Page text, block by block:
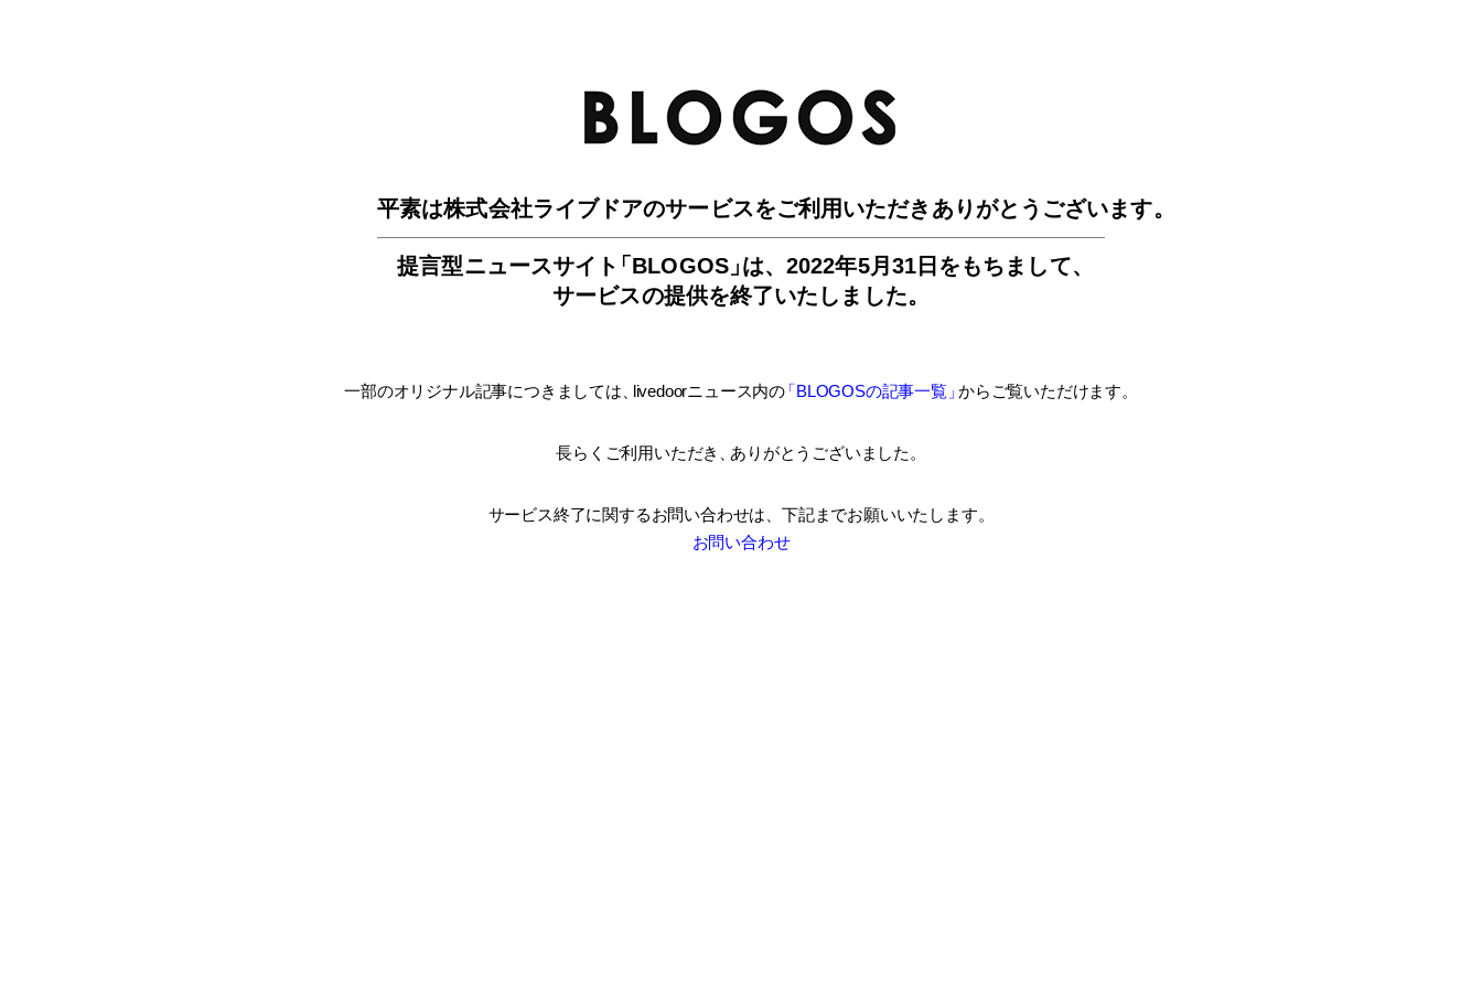
平素は株式会社ライブドアのサービスをご利用いただきありがとうございます。
提言型ニュースサイ ト「BLOGOS」は、2022年5月31日をもちまして、
サービスの提供を終了いたしました。
一部のオリジナル記事につきましては livedoorニュース内の「BLOGOSの記事一覧」 からご覧いただけます。
長らくご利用いただき ありがとうございました。
サービス終了に関するお問い合わせは、 下記までお願いいたします。
お問い合わせ